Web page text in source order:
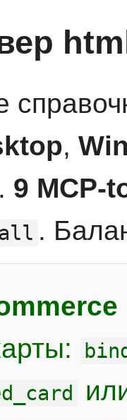
,
9 MCP-
.